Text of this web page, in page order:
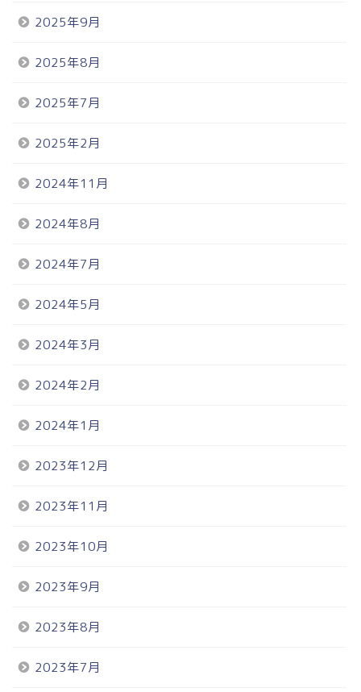
2025年9月
2025年8月
2025年7月
2025年2月
2024年11月
2024年8月
2024年7月
2024年5月
2024年3月
2024年2月
2024年1月
2023年12月
2023年11月
2023年10月
2023年9月
2023年8月
2023年7月